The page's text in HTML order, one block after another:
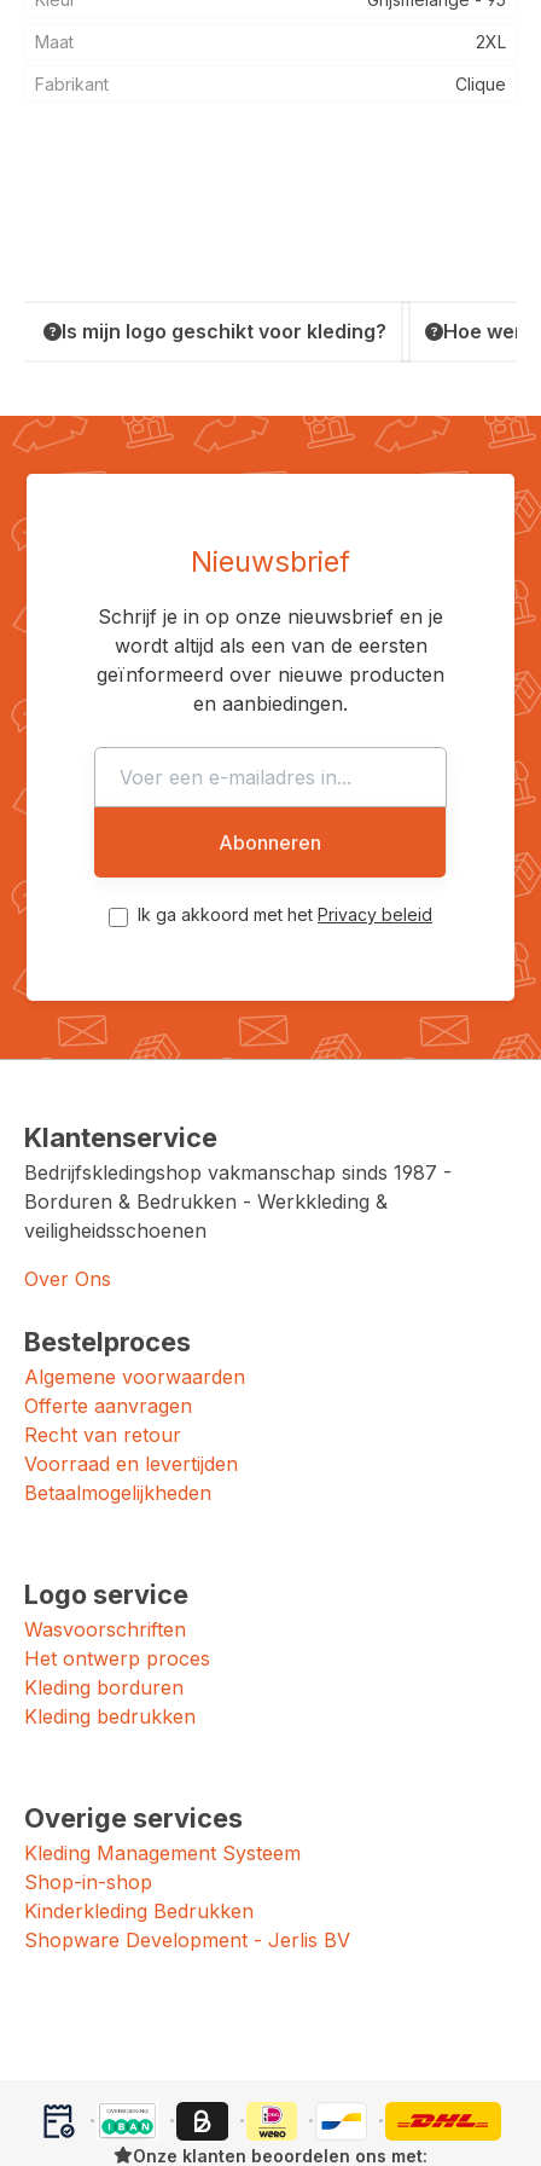
Maat 2XL
Fabrikant Clique
Is mijn logo geschikt voor kleding? Hoe
Nieuwsbrief
Schrijf je in op onze nieuwsbrief en je
wordt altijd als een van de eersten
geïnformeerd over nieuwe producten
en aanbiedingen.
Abonneren
Ik ga akkoord met het Privacy beleid
Klantenservice
Bedrijfskledingshop vakmanschap sinds 1987 -
Borduren & Bedrukken - Werkkleding &
veiligheidsschoenen
Over Ons
Bestelproces
Algemene voorwaarden
Offerte aanvragen
Recht van retour
Voorraad en levertijden
Betaalmogelijkheden
Logo service
Wasvoorschriften
Het ontwerp proces
Kleding borduren
Kleding bedrukken
Overige services
Kleding Management Systeem
Shop-in-shop
Kinderkleding Bedrukken
Shopware Development - Jerlis BV
Onze klanten beoordelen ons met: